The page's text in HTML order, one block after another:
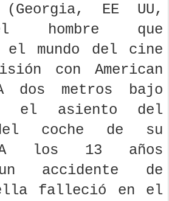
EE UU,
hombre que
el mundo del cine
con American
dos metros bajo
el asiento del
coche de su
A los 13 años
accidente de
falleció en el